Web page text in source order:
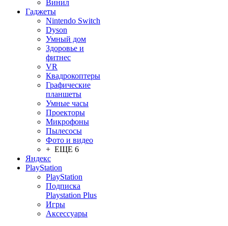
Винил
Гаджеты
Nintendo Switch
Dyson
Умный дом
Здоровье и
фитнес
VR
Квадрокоптеры
Графические
планшеты
Умные часы
Проекторы
Микрофоны
Пылесосы
Фото и видео
+ ЕЩЕ 6
Яндекс
PlayStation
PlayStation
Подписка
Playstation Plus
Игры
Аксессуары